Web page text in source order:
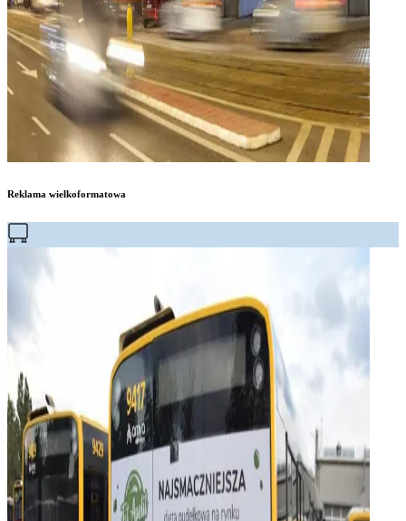
Reklama wielkoformatowa